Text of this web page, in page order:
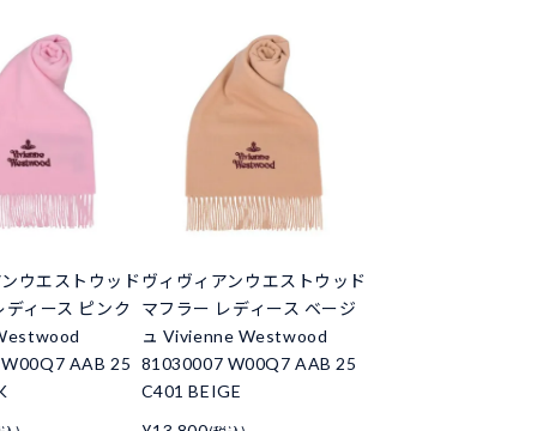
ウエストウッド
ディース ピンク
AAB 25
ヴィヴィアンウエストウッド
マフラー レディース ベージ
ュ Vivienne Westwood
81030007 W00Q7 AAB 25
C401 BEIGE